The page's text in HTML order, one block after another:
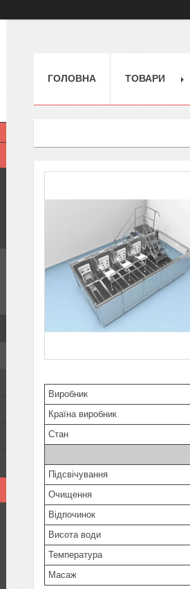
ГОЛОВНА ТОВАРИ
Виробник
Країна виробник
Стан
Підсвічування
Очищення
Відпочинок
Висота води
Температура
Масаж